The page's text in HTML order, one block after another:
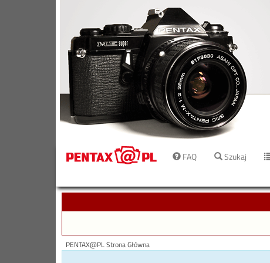
FAQ Szukaj
PENTAX@PL Strona Główna